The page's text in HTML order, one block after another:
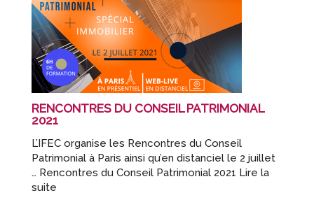
RENCONTRES DU CONSEIL PATRIMONIAL
2021
L’IFEC organise les Rencontres du Conseil
Patrimonial à Paris ainsi qu’en distanciel le 2 juillet
… Rencontres du Conseil Patrimonial 2021 Lire la
suite